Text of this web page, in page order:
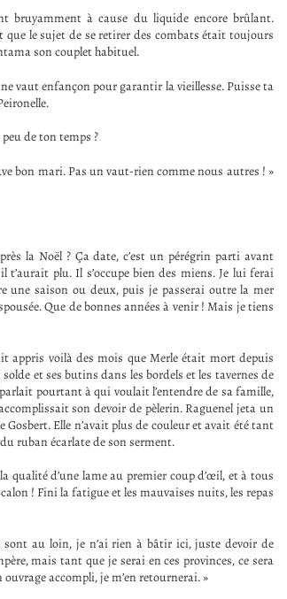
bruyamment à cause du liquide encore brûlant.
que le sujet de se retirer des combats était toujours
son couplet habituel.
vaut enfançon pour garantir la vieillesse. Puisse ta
de ton temps ?
bon mari. Pas un vaut-rien comme nous autres ! »
la Noël ? Ça date, c’est un pérégrin parti avant
t’aurait plu. Il s’occupe bien des miens. Je lui ferai
une saison ou deux, puis je passerai outre la mer
Que de bonnes années à venir ! Mais je tiens
appris voilà des mois que Merle était mort depuis
et ses butins dans les bordels et les tavernes de
pourtant à qui voulait l’entendre de sa famille,
son devoir de pèlerin. Raguenel jeta un
Elle n’avait plus de couleur et avait été tant
ruban écarlate de son serment.
qualité d’une lame au premier coup d’œil, et à tous
! Fini la fatigue et les mauvaises nuits, les repas
au loin, je n’ai rien à bâtir ici, juste devoir de
mais tant que je serai en ces provinces, ce sera
accompli, je m’en retournerai. »